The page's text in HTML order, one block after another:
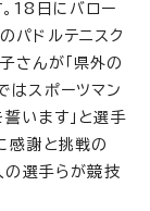
18日にバロー
パドルテニスク
さんが「県外の
はスポーツマン
います」と選手
感謝と挑戦の
選手らが競技